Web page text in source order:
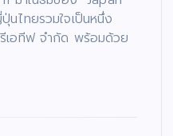
ไทยรวมใจเป็นหนึ่ง
เอทีฟ จำกัด พร้อมด้วย